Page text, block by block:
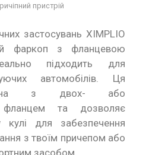
пристрій
застосувань XIMPLIO
фаркоп з фланцевою
підходить для
автомобілів. Ця
з двох- або
фланцем та дозволяє
кулі для забезпечення
з твоїм причепом або
засобом.